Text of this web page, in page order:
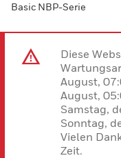
Basic NBP-Serie
Diese
August,
August,
Samstag,
Sonntag,
Vielen
Zeit.